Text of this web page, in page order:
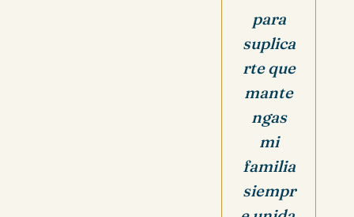
para
suplica
rte que
mante
ngas
mi
familia
siempr